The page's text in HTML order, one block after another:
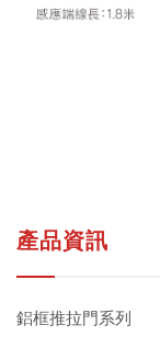
產品資訊
鋁框推拉門系列